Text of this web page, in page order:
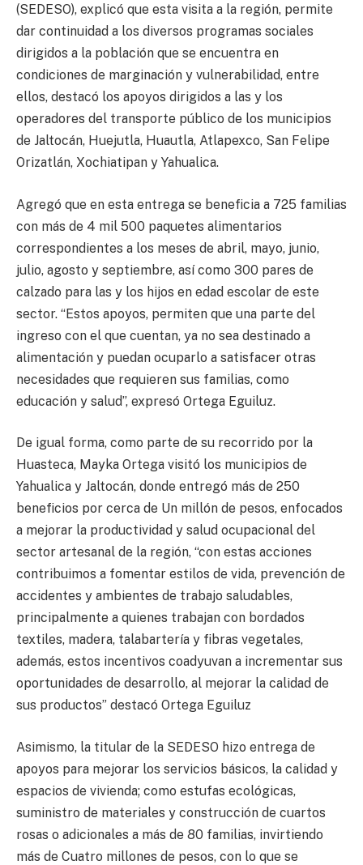
(SEDESO), explicó que esta visita a la región, permite
dar continuidad a los diversos programas sociales
dirigidos a la población que se encuentra en
condiciones de marginación y vulnerabilidad, entre
ellos, destacó los apoyos dirigidos a las y los
operadores del transporte público de los municipios
de Jaltocán, Huejutla, Huautla, Atlapexco, San Felipe
Orizatlán, Xochiatipan y Yahualica.
Agregó que en esta entrega se beneficia a 725 familias
con más de 4 mil 500 paquetes alimentarios
correspondientes a los meses de abril, mayo, junio,
julio, agosto y septiembre, así como 300 pares de
calzado para las y los hijos en edad escolar de este
sector. “Estos apoyos, permiten que una parte del
ingreso con el que cuentan, ya no sea destinado a
alimentación y puedan ocuparlo a satisfacer otras
necesidades que requieren sus familias, como
educación y salud”, expresó Ortega Eguiluz.
De igual forma, como parte de su recorrido por la
Huasteca, Mayka Ortega visitó los municipios de
Yahualica y Jaltocán, donde entregó más de 250
beneficios por cerca de Un millón de pesos, enfocados
a mejorar la productividad y salud ocupacional del
sector artesanal de la región, “con estas acciones
contribuimos a fomentar estilos de vida, prevención de
accidentes y ambientes de trabajo saludables,
principalmente a quienes trabajan con bordados
textiles, madera, talabartería y fibras vegetales,
además, estos incentivos coadyuvan a incrementar sus
oportunidades de desarrollo, al mejorar la calidad de
sus productos” destacó Ortega Eguiluz
Asimismo, la titular de la SEDESO hizo entrega de
apoyos para mejorar los servicios básicos, la calidad y
espacios de vivienda; como estufas ecológicas,
suministro de materiales y construcción de cuartos
rosas o adicionales a más de 80 familias, invirtiendo
más de Cuatro millones de pesos, con lo que se